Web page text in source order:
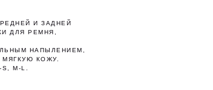
И ЗАДНЕЙ
ДЛЯ РЕМНЯ,
НАПЫЛЕНИЕМ,
КОЖУ.
M-L.